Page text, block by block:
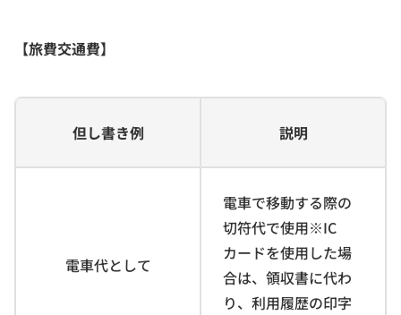
【旅費交通費】
但し書き例 説明
電車代として
電車で移動する際の
切符代で使用※IC
カードを使用した場
合は、領収書に代わ
り、利用履歴の印字